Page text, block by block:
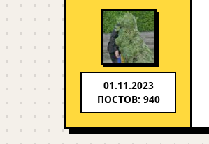
01.11.2023
ПОСТОВ: 940